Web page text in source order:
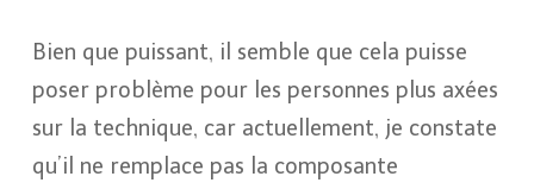
Bien que puissant, il semble que cela puisse
poser problème pour les personnes plus axées
sur la technique, car actuellement, je constate
qu’il ne remplace pas la composante